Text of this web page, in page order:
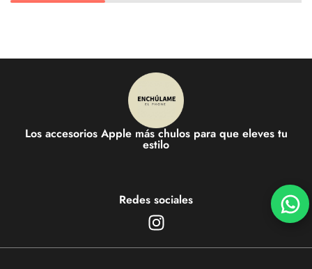
Los accesorios Apple más chulos para que eleves tu
estilo
Redes sociales